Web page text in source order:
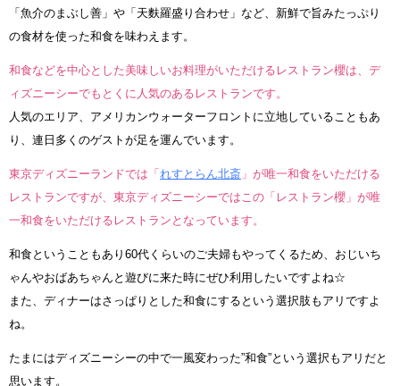
「魚介のまぶし善」や「天麩羅盛り合わせ」など、新鮮で旨みたっぷり
の食材を使った和食を味わえます。
和食などを中心とした美味しいお料理がいただけるレストラン櫻は、デ
ィズニーシーでもとくに人気のあるレストランです。
人気のエリア、アメリカンウォーターフロントに立地していることもあ
り、連日多くのゲストが足を運んでいます。
東京ディズニーランドでは「 れすとらん北斎 」が唯一和食をいただける
レストランですが、東京ディズニーシーではこの「レストラン櫻」が唯
一和食をいただけるレストランとなっています。
和食ということもあり60代くらいのご夫婦もやってくるため、おじいち
ゃんやおばあちゃんと遊びに来た時にぜひ利用したいですよね☆
また、ディナーはさっぱりとした和食にするという選択肢もアリですよ
ね。
たまにはディズニーシーの中で一風変わった”和食”という選択もアリだと
思います。